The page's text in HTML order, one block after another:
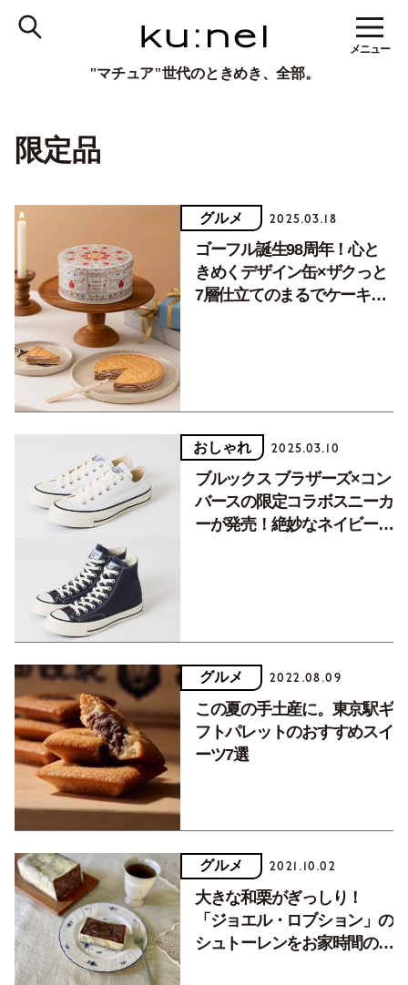
"マチュア"世代のときめき、全部。
メニュー
限定品
グルメ 2025.03.18
ゴーフル誕生98周年！心と
きめくデザイン缶×ザクっと
7層仕立てのまるでケーキな
おしゃれ 2025.03.10
ブルックス ブラザーズ×コン
バースの限定コラボスニーカ
ーが発売！絶妙なネイビーが
グルメ 2022.08.09
この夏の手土産に。東京駅ギ
フトパレットのおすすめスイ
ーツ7選
グルメ 2021.10.02
大きな和栗がぎっしり！
「ジョエル・ロブション」の
シュトーレンをお家時間のお